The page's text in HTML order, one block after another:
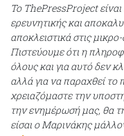
Το ThePressProject
ερευνητικής και
αποκλειστικά στις
Πιστεύουμε ότι η
όλους και για αυτό δεν
αλλά για να παραχθεί το
χρειαζόμαστε την
την ενημέρωσή μας, θα
είσαι ο Μαρινάκης